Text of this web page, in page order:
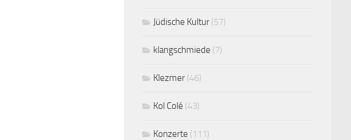
Jüdische Kultur (57)
klangschmiede (7)
Klezmer (46)
Kol Colé (43)
Konzerte (111)